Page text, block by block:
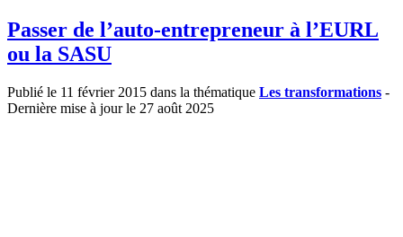
Passer de l’auto-entrepreneur à l’EURL
ou la SASU
Publié le 11 février 2015 dans la thématique Les transformations -
Dernière mise à jour le 27 août 2025